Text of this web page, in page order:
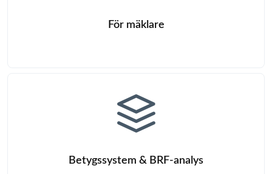
För mäklare
Betygssystem & BRF-analys